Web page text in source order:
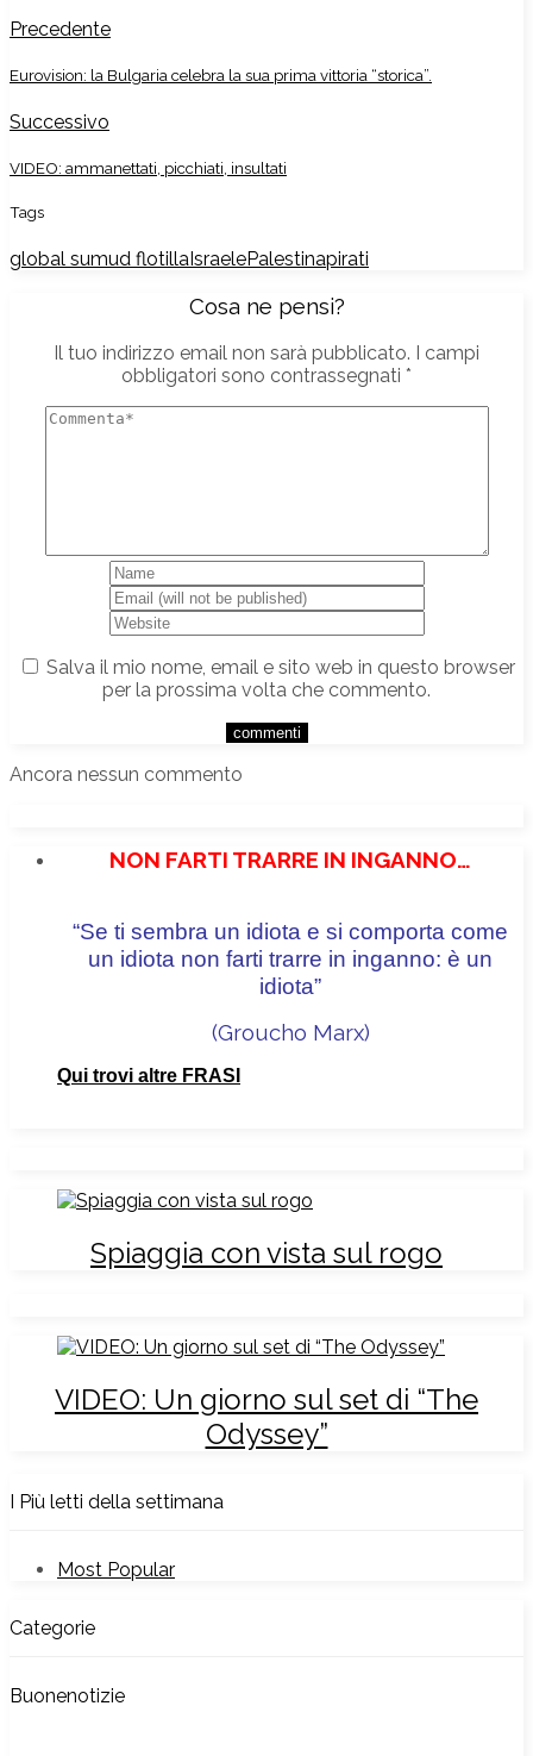
Precedente
Eurovision: la Bulgaria celebra la sua prima vittoria “storica”.
Successivo
VIDEO: ammanettati, picchiati, insultati
Tags
global sumud flotilla IsraelePalestinapirati
Cosa ne pensi?
Il tuo indirizzo email non sarà pubblicato. I campi
obbligatori sono contrassegnati *
Salva il mio nome, email e sito web in questo browser
per la prossima volta che commento.
Ancora nessun commento
NON FARTI TRARRE IN INGANNO…
“Se ti sembra un idiota e si comporta come
un idiota non farti trarre in inganno: è un
idiota”
(Groucho Marx)
Qui trovi altre FRASI
Spiaggia con vista sul rogo
VIDEO: Un giorno sul set di “The
Odyssey”
I Più letti della settimana
Most Popular
Categorie
Buonenotizie